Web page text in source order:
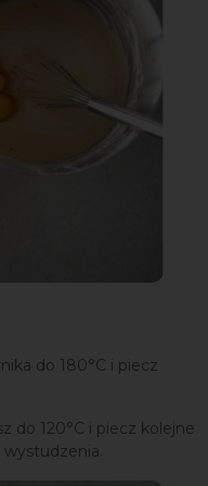
do 180°C i piecz
do 120°C i piecz kolejne